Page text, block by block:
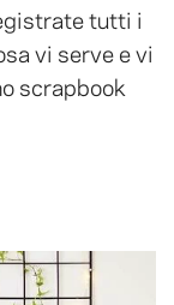
tutti i
vi serve e vi
scrapbook